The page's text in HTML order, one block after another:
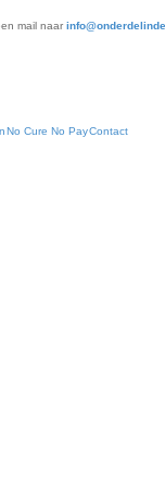
mail naar
No Cure No PayContact